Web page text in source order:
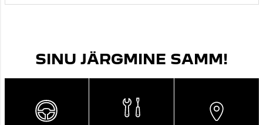
SINU JÄRGMINE SAMM!